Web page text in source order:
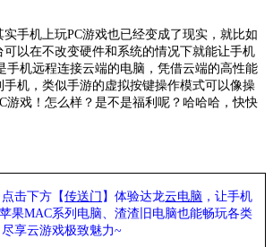
实手机上玩PC游戏也已经变成了现实，就比如
可以在不改变硬件和系统的情况下就能让手机
手机远程连接云端的电脑，凭借云端的高性能
手机，类似手游的虚拟按键操作模式可以像操
游戏！怎么样？是不是福利呢？哈哈哈，快快
击下方【传送门 】体验达龙云电脑 ，让手机
苹果MAC系列电脑、渣渣旧电脑也能畅玩各类
尽享云游戏极致魅力~